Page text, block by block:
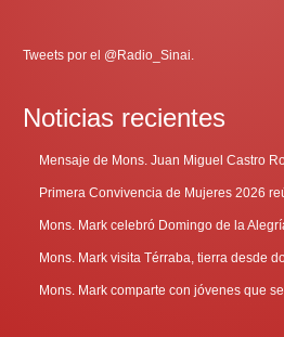
Tweets por el @Radio_Sinai.
Noticias recientes
Mons. Mark celebró Domingo de la
Mons. Mark visita Térraba, tierra desde